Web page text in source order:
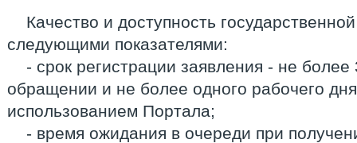
Качество и доступность
следующими показателями:
- срок регистрации заявления - не
обращении и не более одного рабочего
использованием Портала;
- время ожидания в очереди при